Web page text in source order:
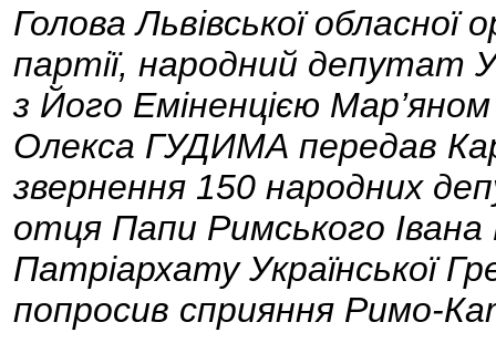
Голова Львівської обласної
партії, народний депутат
з Його Еміненцією
Олекса ГУДИМА передав
звернення 150 народних
отця Папи Римського Івана
Патріархату Української
попросив сприяння Римо-